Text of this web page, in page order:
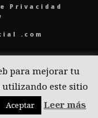
Privacidad
.com
para mejorar tu
utilizando este sitio
Aceptar Leer más